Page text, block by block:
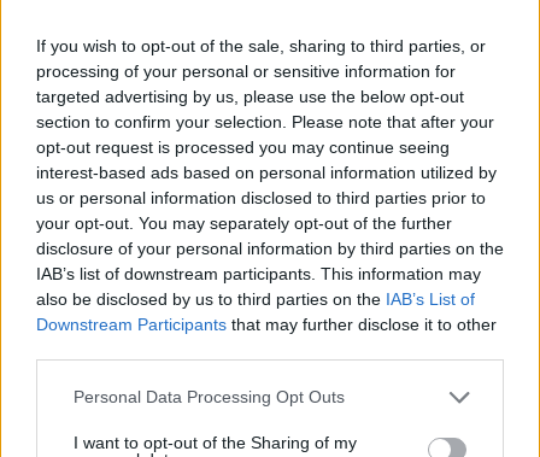
If you wish to opt-out of the sale, sharing to third parties, or
processing of your personal or sensitive information for
targeted advertising by us, please use the below opt-out
section to confirm your selection. Please note that after your
opt-out request is processed you may continue seeing
interest-based ads based on personal information utilized by
us or personal information disclosed to third parties prior to
your opt-out. You may separately opt-out of the further
disclosure of your personal information by third parties on the
IAB’s list of downstream participants. This information may
also be disclosed by us to third parties on the IAB’s List of
Downstream Participants that may further disclose it to other
Please note that this website/app uses one or more Google
not limited to your visit or usage behaviour. You may click to
Personal Data Processing Opt Outs
I want to opt-out of the Sharing of my